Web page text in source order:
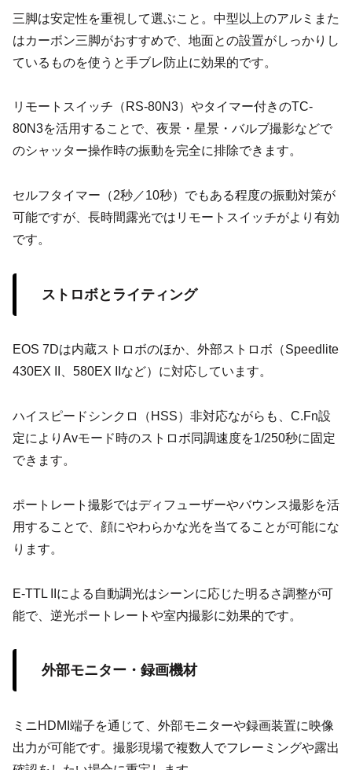
三脚は安定性を重視して選ぶこと。中型以上のアルミまた
はカーボン三脚がおすすめで、地面との設置がしっかりし
ているものを使うと手ブレ防止に効果的です。
リモートスイッチ（RS-80N3）やタイマー付きのTC-
80N3を活用することで、夜景・星景・バルブ撮影などで
のシャッター操作時の振動を完全に排除できます。
セルフタイマー（2秒／10秒）でもある程度の振動対策が
可能ですが、長時間露光ではリモートスイッチがより有効
です。
ストロボとライティング
EOS 7Dは内蔵ストロボのほか、外部ストロボ（Speedlite
430EX II、580EX IIなど）に対応しています。
ハイスピードシンクロ（HSS）非対応ながらも、C.Fn設
定によりAvモード時のストロボ同調速度を1/250秒に固定
できます。
ポートレート撮影ではディフューザーやバウンス撮影を活
用することで、顔にやわらかな光を当てることが可能にな
ります。
E-TTL IIによる自動調光はシーンに応じた明るさ調整が可
能で、逆光ポートレートや室内撮影に効果的です。
外部モニター・録画機材
ミニHDMI端子を通じて、外部モニターや録画装置に映像
出力が可能です。撮影現場で複数人でフレーミングや露出